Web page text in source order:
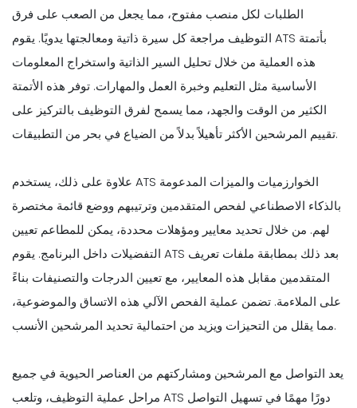
الطلبات لكل منصب مفتوح، مما يجعل من الصعب على فرق
التوظيف مراجعة كل سيرة ذاتية ومعالجتها يدويًا. يقوم ATS بأتمتة
هذه العملية من خلال تحليل السير الذاتية واستخراج المعلومات
الأساسية مثل التعليم وخبرة العمل والمهارات. توفر هذه الأتمتة
الكثير من الوقت والجهد، مما يسمح لفرق التوظيف بالتركيز على
تقييم المرشحين الأكثر تأهيلاً بدلاً من الضياع في بحر من التطبيقات.
علاوة على ذلك، يستخدم ATS الخوارزميات والميزات المدعومة
بالذكاء الاصطناعي لفحص المتقدمين وترتيبهم ووضع قائمة مختصرة
لهم. من خلال تحديد معايير ومؤهلات محددة، يمكن للمطاعم تعيين
التفضيلات داخل البرنامج. يقوم ATS بعد ذلك بمطابقة ملفات تعريف
المتقدمين مقابل هذه المعايير، مع تعيين الدرجات والتصنيفات بناءً
على الملاءمة. تضمن عملية الفحص الآلي هذه الاتساق والموضوعية،
مما يقلل من التحيزات ويزيد من احتمالية تحديد المرشحين الأنسب.
يعد التواصل مع المرشحين ومشاركتهم من العناصر الحيوية في جميع
مراحل عملية التوظيف، وتلعب ATS دورًا مهمًا في تسهيل التواصل